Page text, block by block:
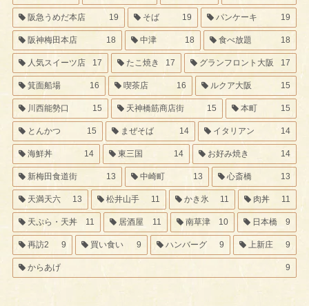
阪急うめだ本店 19 そば 19 パンケーキ 19
阪神梅田本店 18 中津 18 食べ放題 18
人気スイーツ店 17 たこ焼き 17 グランフロント大阪 17
箕面船場 16 喫茶店 16 ルクア大阪 15
川西能勢口 15 天神橋筋商店街 15 本町 15
とんかつ 15 まぜそば 14 イタリアン 14
海鮮丼 14 東三国 14 お好み焼き 14
新梅田食道街 13 中崎町 13 心斎橋 13
天満天六 13 松井山手 11 かき氷 11 肉丼 11
天ぷら・天丼 11 居酒屋 11 南草津 10 日本橋 9
再訪2 9 買い食い 9 ハンバーグ 9 上新庄 9
からあげ 9